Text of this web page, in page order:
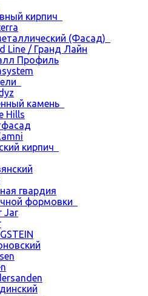
кирпич
(Фасад)
Line / Гранд Лайн
Профиль
камень
Hills
кирпич
гвардия
формовки
Jar